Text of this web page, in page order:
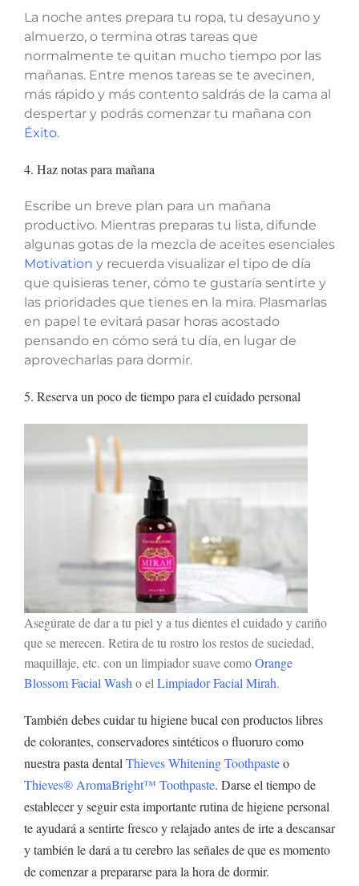
La noche antes prepara tu ropa, tu desayuno y
almuerzo, o termina otras tareas que
normalmente te quitan mucho tiempo por las
mañanas. Entre menos tareas se te avecinen,
más rápido y más contento saldrás de la cama al
despertar y podrás comenzar tu mañana con
Éxito.
4. Haz notas para mañana
Escribe un breve plan para un mañana
productivo. Mientras preparas tu lista, difunde
algunas gotas de la mezcla de aceites esenciales
Motivation y recuerda visualizar el tipo de día
que quisieras tener, cómo te gustaría sentirte y
las prioridades que tienes en la mira. Plasmarlas
en papel te evitará pasar horas acostado
pensando en cómo será tu día, en lugar de
aprovecharlas para dormir.
5. Reserva un poco de tiempo para el cuidado personal
Asegúrate de dar a tu piel y a tus dientes el cuidado y cariño
que se merecen. Retira de tu rostro los restos de suciedad,
maquillaje, etc. con un limpiador suave comoOrange
Blossom Facial Wash o el Limpiador Facial Mirah.
También debes cuidar tu higiene bucal con productos libres
de colorantes, conservadores sintéticos o fluoruro como
nuestra pasta dental Thieves Whitening Toothpasteo
Thieves® AromaBright™ Toothpaste. Darse el tiempo de
establecer y seguir esta importante rutina de higiene personal
te ayudará a sentirte fresco y relajado antes de irte a descansar
y también le dará a tu cerebro las señales de que es momento
de comenzar a prepararse para la hora de dormir.